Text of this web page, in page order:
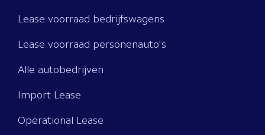
Lease voorraad bedrijfswagens
Lease voorraad personenauto's
Alle autobedrijven
Import Lease
Operational Lease